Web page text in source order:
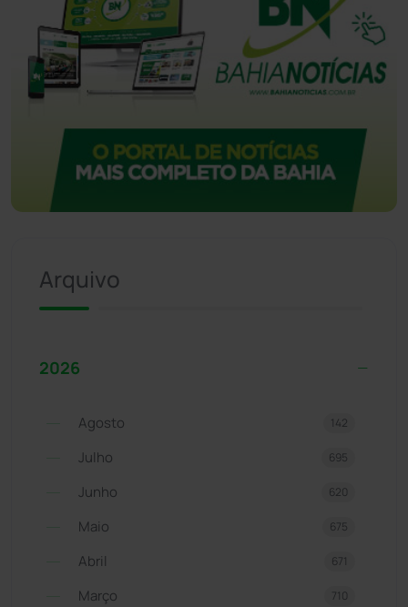
Arquivo
2026
Agosto 142
Julho 695
Junho 620
Maio 675
Abril 671
Março 710